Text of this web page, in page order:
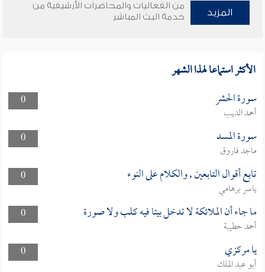
المزيد
من الفعاليات والمحاضرات الأرشيفية من
خدمة البث المباشر
الأكثر استماعا لهذا الشهر
0 سورة الحشر
أحمد الديب
0
سورة المسد
ماجد فاروق
0
تابع أقوال التابعين , والكلام على النوء
ياسر برهامي
0
ما جاء أن الملائكة لا تدخل بيتا فيه كلب ولا صورة
أحمد حطيبة
0
يا مركزي
أبو عبد الملك